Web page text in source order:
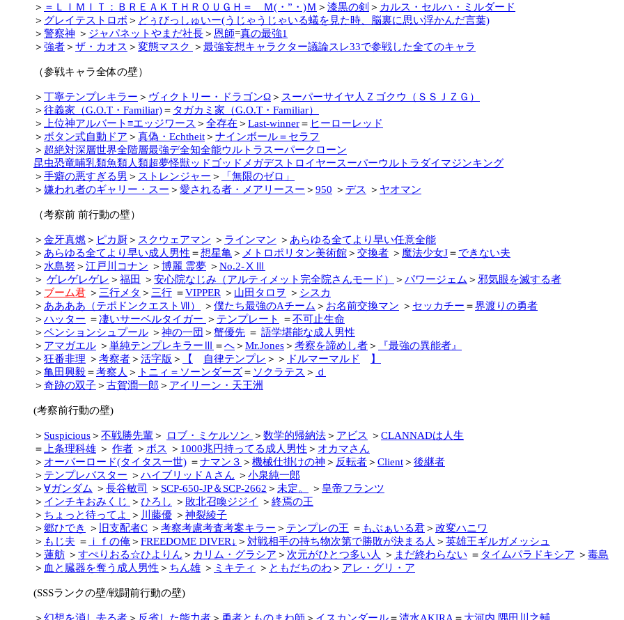
＞ ＝ＬＩＭＩＴ：ＢＲＥＡＫＴＨＲＯＵＧＨ＝ Ｍ(・”・)Ｍ ＞ 漆黒の剣 ＞ カルス・セルハ・ミルダード
＞ グレイテストロボ ＞ どぅびっしゅいー(うじゃうじゃいる蟻を見た時、脳裏に思い浮かんだ言葉)
＞ 警察神 ＞ ジャパネットやまだ社長＞ 恩師=真の最強1
＞ 強者＞ ザ・カオス ＞ 変態マスク ＞ 最強妄想キャラクター議論スレ33で参戦した全てのキャラ
（参戦キャラ全体の壁）
＞ 丁寧テンプレキラー ＞ ヴィクトリー・ドラゴンΩ＞ スーパーサイヤ人Ｚゴクウ（ＳＳＪＺＧ）
＞ 往義家（G.O.T・Familiar)＝ タガカミ家（G.O.T・Familiar）
＞
上位神アルバート≡エッジワース ＞ 全存在 ＞ Last-winner＝ ヒーローレッド
＞ ボタン式自動ドア ＞ 真偽・Echtheit＞ ナインボール＝セラフ
＞ 超絶対深層世界全階層最強デ全知全能ウルトラスーパークローン
昆虫恐竜哺乳類魚類人類超夢怪獣ッドゴッドメガデストロイヤースーパーウルトラダイマジンキング
＞ 手癖の悪すぎる男 ＞ ストレンジャー ＞
「無限のゼロ」
＞ 嫌われ者のギャリー・スー ＞ 愛される者・メアリースー ＞ 950 ＞ デス ＞ ヤオマン
（考察前 前行動の壁）
＞ 金牙真燃＞ ピカ厨＞ スクウェアマン ＞ ラインマン ＞ あらゆる全てより早い任意全能
＞ あらゆる全てより早い成人男性 ＝想星亀 ＞ メトロポリタン美術館＞ 交換者 ＞ 魔法少女J＝ できない夫
＞ 水島努 ＞ 江戸川コナン ＞ 博麗 霊夢 ＞ No.2-ⅩⅢ
＞ ゲレゲレゲレ ＞ 福田 ＞ 安心院なじみ（アルティメット完全院さんモード） ＞ パワージェム ＞ 邪気眼を滅する者
＞ ブーム君 ＞ 三行メタ ＞ 三行 ＝VIPPER ＞ 山田タロヲ ＞ シスカ
＞ ああああ（テポドンクエストⅦ） ＞ 僕たち最強のAチーム ＞ お名前交換マン ＞ セッカチー ＝界渡りの勇者
＞ ハッター ＝凄いサーベルタイガー ＞ テンプレート ＝不可止生命
＞ ペンションシュプール ＞ 神の一団 ＞ 蟹優先 ＝ 語学堪能な成人男性
＞ アマガエル ＞ 単純テンプレキラーⅢ ＝へ＞ Mr.Jones＞ 考察を諦めし者＞
『最強の異能者』
＞ 狂番非理 ＞ 考察者＞ 活字版 ＞ 【 自律テンプレ ＞＞ ドルマーマルド
】
＞ 亀田興毅＝考察人 ＞ トニィ＝ソーンダーズ＝ ソクラテス ＞ ｄ
＞ 奇跡の双子＞ 古賀潤一郎 ＞ アイリーン・天王洲
(考察前行動の壁)
＞ Suspicious＞ 不戦勝先輩 ＞ ロブ・ミケルソン ＞ 数学的帰納法＞ アビス ＞ CLANNADは人生
＝
上条理科雄 ＞ 作者 ＞ ボス ＞ 1000兆円持ってる成人男性 ＞ オカマさん
＞ オーバーロード(タイタス一世) ＝ナマン３ ＞ 機械仕掛けの神 ＞ 反転者＞ Client＞ 後継者
＞ テンプレバスター ＞ ハイブリッドＡさん ＞ 小泉純一郎
＞ ∀ガンダム ＞ 長谷敏司 ＞ SCP-650-JP＆SCP-2662 ＞ 未定。 ＞ 皇帝フランツ
＞ インチキおみくじ ＞ ひろし ＞ 敗北召喚ジジイ ＞ 終焉の王
＞ ちょっと待ってよ ＞ 川藤優 ＞ 神裂綾子
＞ 郷ひでき ＞ 旧支配者C ＞ 考察考慮考査考案キラー ＞ テンプレの王 ＝ もぶぁいる君＞ 改変ハニワ
＞ もじ夫 ＝ ｉｆの俺＞ FREEDOME DIVER↓ ＞ 対戦相手の持ち物次第で勝敗が決まる人 ＞ 英雄王ギルガメッシュ
＞ 蓮舫 ＞ すぺりおる☆ひよりん ＞ カリム・グラシア ＞ 次元がひとつ多い人 ＞ まだ終わらない ＝ タイムパラドキシア ＞ 毒島
＞ 血と臓器を奪う成人男性 ＞ ちん雄 ＞ ミキティ ＞ ともだちのわ ＞ アレ・グリ・ア
(SSSランクの壁/戦闘前行動の壁)